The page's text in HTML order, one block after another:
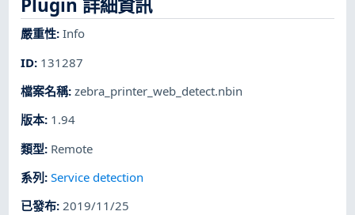
Plugin 詳細資訊
嚴重性:Info
ID: 131287
檔案名稱:zebra_printer_web_detect.nbin
版本: 1.94
類型: Remote
系列:Service detection
已發布:2019/11/25